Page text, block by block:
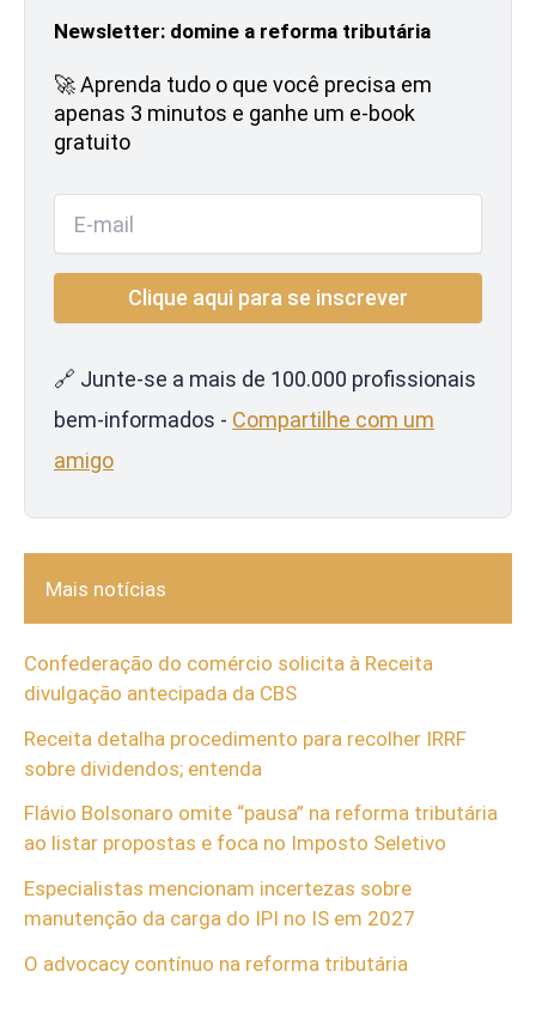
Newsletter: domine a reforma tributária
🚀 Aprenda tudo o que você precisa em
apenas 3 minutos e ganhe um e-book
gratuito
🔗 Junte-se a mais de 100.000 profissionais
bem-informados - Compartilhe com um
amigo
Mais notícias
Confederação do comércio solicita à Receita
divulgação antecipada da CBS
Receita detalha procedimento para recolher IRRF
sobre dividendos; entenda
Flávio Bolsonaro omite “pausa” na reforma tributária
ao listar propostas e foca no Imposto Seletivo
Especialistas mencionam incertezas sobre
manutenção da carga do IPI no IS em 2027
O advocacy contínuo na reforma tributária